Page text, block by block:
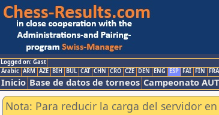
Logged on: Gast
Arabic ARM AZE BIH BUL CAT CHN CRO CZE DEN ENG ESP FAI FIN FRA
Inicio Base de datos de torneos Campeonato AUT
Nota: Para reducir la carga del servidor